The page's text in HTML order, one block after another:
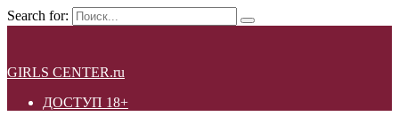
Search for:
GIRLS CENTER.ru
ДОСТУП 18+